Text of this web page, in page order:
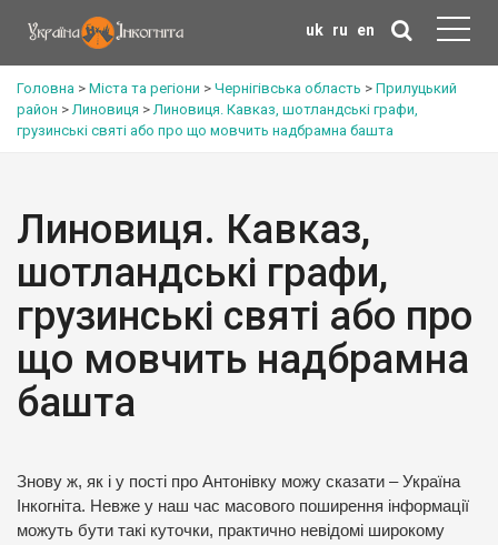
uk ru en
Головна > Міста та регіони > Чернігівська область > Прилуцький
район >Линовиця >Линовиця. Кавказ, шотландські графи,
грузинські святі або про що мовчить надбрамна башта
Линовиця. Кавказ,
шотландські графи,
грузинські святі або про
що мовчить надбрамна
башта
Знову ж, як і у пості про Антонівку можу сказати – Україна
Інкогніта. Невже у наш час масового поширення інформації
можуть бути такі куточки, практично невідомі широкому